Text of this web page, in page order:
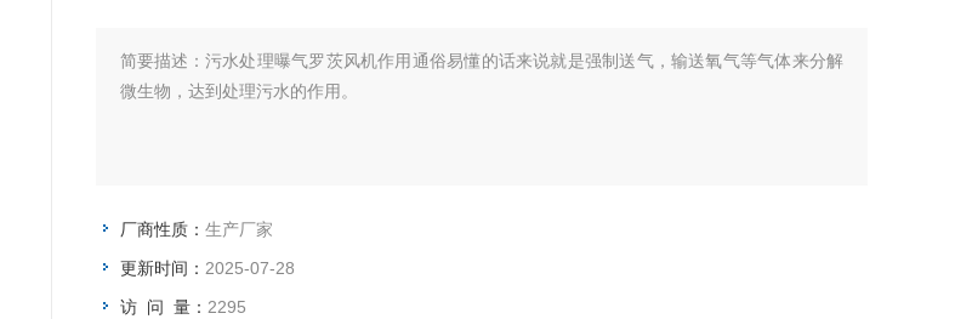
简要描述： 污水处理曝气罗茨风机作用通俗易懂的话来说就是强制送气，输送氧气等气体来分解
微生物，达到处理污水的作用。
厂商性质： 生产厂家
更新时间： 2025-07-28
访 问 量： 2295